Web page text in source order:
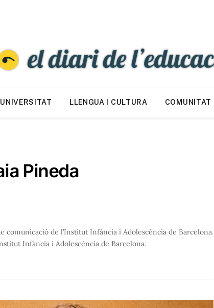
UNIVERSITAT LLENGUA I CULTURA COMUNITAT
Pineda
comunicació de l’Institut Infància i Adolescència de Barcelona.
Infància i Adolescència de Barcelona.